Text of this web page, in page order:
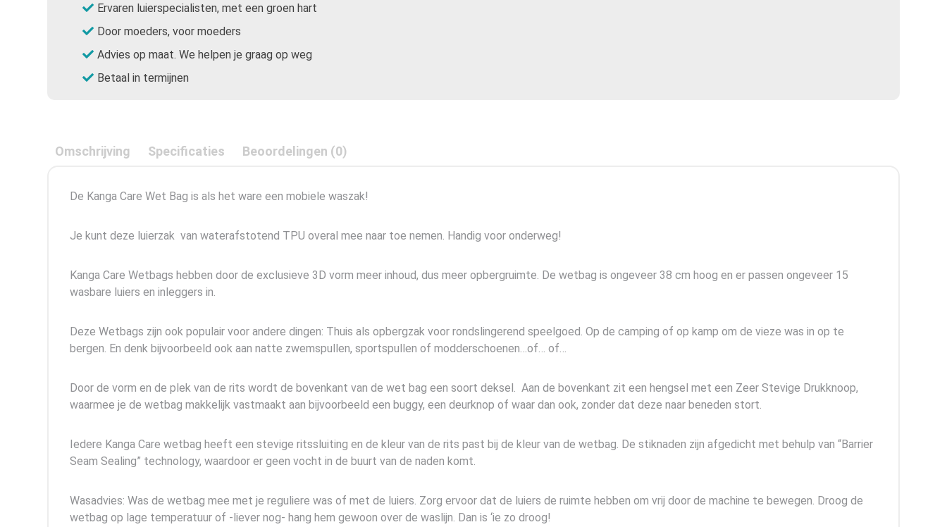
Ervaren luierspecialisten, met een groen hart
Door moeders, voor moeders
Advies op maat. We helpen je graag op weg
Betaal in termijnen
Omschrijving Specificaties Beoordelingen (0)
De Kanga Care Wet Bag is als het ware een mobiele waszak!
Je kunt deze luierzak van waterafstotend TPU overal mee naar toe nemen. Handig voor onderweg!
Kanga Care Wetbags hebben door de exclusieve 3D vorm meer inhoud, dus meer opbergruimte. De wetbag is ongeveer 38 cm hoog en er passen ongeveer 15
wasbare luiers en inleggers in.
Deze Wetbags zijn ook populair voor andere dingen: Thuis als opbergzak voor rondslingerend speelgoed. Op de camping of op kamp om de vieze was in op te
bergen. En denk bijvoorbeeld ook aan natte zwemspullen, sportspullen of modderschoenen…of… of…
Door de vorm en de plek van de rits wordt de bovenkant van de wet bag een soort deksel. Aan de bovenkant zit een hengsel met een Zeer Stevige Drukknoop,
waarmee je de wetbag makkelijk vastmaakt aan bijvoorbeeld een buggy, een deurknop of waar dan ook, zonder dat deze naar beneden stort.
Iedere Kanga Care wetbag heeft een stevige ritssluiting en de kleur van de rits past bij de kleur van de wetbag. De stiknaden zijn afgedicht met behulp van “Barrier
Seam Sealing” technology, waardoor er geen vocht in de buurt van de naden komt.
Wasadvies: Was de wetbag mee met je reguliere was of met de luiers. Zorg ervoor dat de luiers de ruimte hebben om vrij door de machine te bewegen. Droog de
wetbag op lage temperatuur of -liever nog- hang hem gewoon over de waslijn. Dan is ‘ie zo droog!